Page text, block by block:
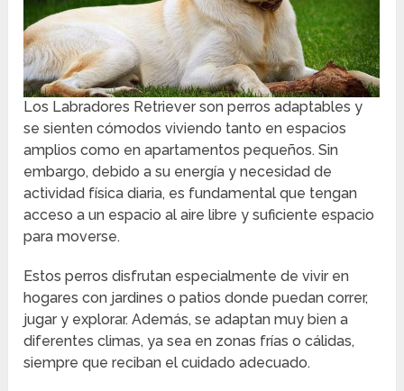
Los Labradores Retriever son perros adaptables y
se sienten cómodos viviendo tanto en espacios
amplios como en apartamentos pequeños. Sin
embargo, debido a su energía y necesidad de
actividad física diaria, es fundamental que tengan
acceso a un espacio al aire libre y suficiente espacio
para moverse.
Estos perros disfrutan especialmente de vivir en
hogares con jardines o patios donde puedan correr,
jugar y explorar. Además, se adaptan muy bien a
diferentes climas, ya sea en zonas frías o cálidas,
siempre que reciban el cuidado adecuado.